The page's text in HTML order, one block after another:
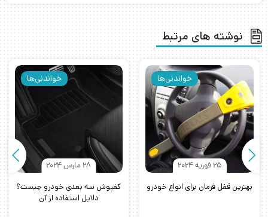
نوشته های مرتبط
25 فوریه 2024
بهترین قفل فرمان برای انواع خودرو
خواندنی‌ها
28 مارس 2024
کفپوش سه بعدی خودرو چیست؟
دلایل استفاده از آن
خواندنی‌ها